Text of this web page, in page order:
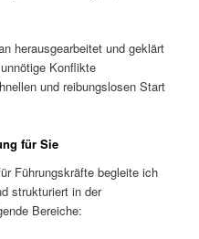
herausgearbeitet und geklärt
Konflikte
und reibungslosen Start
für Sie
Führungskräfte begleite ich
strukturiert in der
Bereiche: